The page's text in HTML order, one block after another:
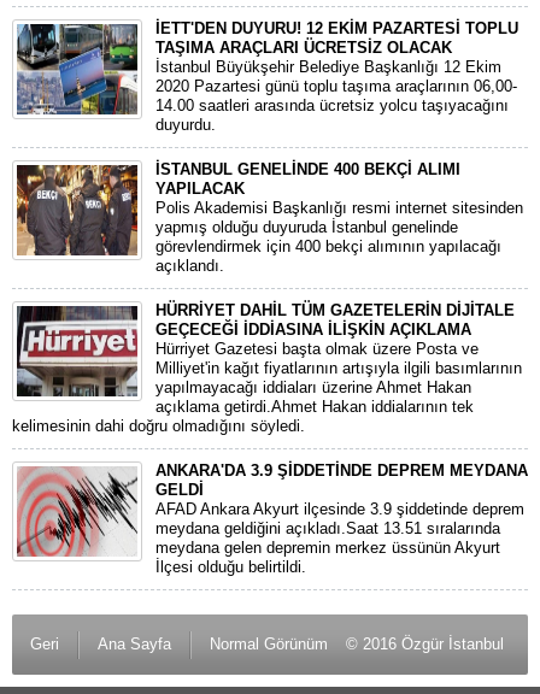
İETT'DEN DUYURU! 12 EKİM PAZARTESİ TOPLU
TAŞIMA ARAÇLARI ÜCRETSİZ OLACAK
İstanbul Büyükşehir Belediye Başkanlığı 12 Ekim
2020 Pazartesi günü toplu taşıma araçlarının 06,00-
14.00 saatleri arasında ücretsiz yolcu taşıyacağını
duyurdu.
İSTANBUL GENELİNDE 400 BEKÇİ ALIMI
YAPILACAK
Polis Akademisi Başkanlığı resmi internet sitesinden
yapmış olduğu duyuruda İstanbul genelinde
görevlendirmek için 400 bekçi alımının yapılacağı
açıklandı.
HÜRRİYET DAHİL TÜM GAZETELERİN DİJİTALE
GEÇECEĞİ İDDİASINA İLİŞKİN AÇIKLAMA
Hürriyet Gazetesi başta olmak üzere Posta ve
Milliyet'in kağıt fiyatlarının artışıyla ilgili basımlarının
yapılmayacağı iddiaları üzerine Ahmet Hakan
açıklama getirdi.Ahmet Hakan iddialarının tek
kelimesinin dahi doğru olmadığını söyledi.
ANKARA'DA 3.9 ŞİDDETİNDE DEPREM MEYDANA
GELDİ
AFAD Ankara Akyurt ilçesinde 3.9 şiddetinde deprem
meydana geldiğini açıkladı.Saat 13.51 sıralarında
meydana gelen depremin merkez üssünün Akyurt
İlçesi olduğu belirtildi.
Geri Ana Sayfa Normal Görünüm © 2016 Özgür İstanbul